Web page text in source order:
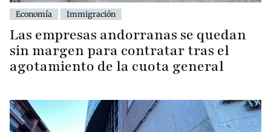
Economía Immigración
Las empresas andorranas se quedan
sin margen para contratar tras el
agotamiento de la cuota general